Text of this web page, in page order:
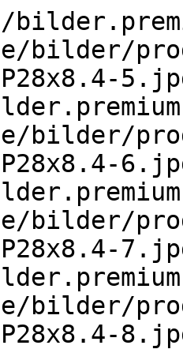
bilder/
P28x8.4-
bilder/
P28x8.4-
bilder/
P28x8.4-
bilder/